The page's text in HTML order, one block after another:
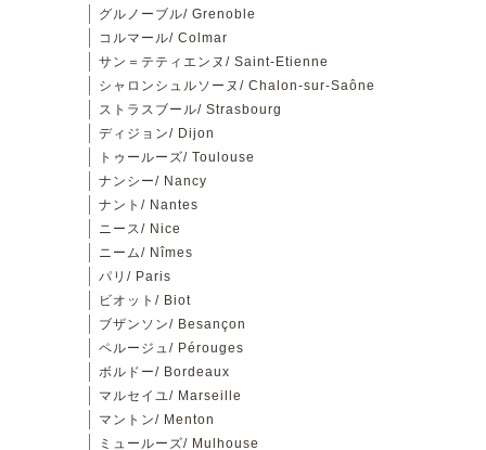
グルノーブル/ Grenoble
コルマール/ Colmar
サン＝テティエンヌ/ Saint-Etienne
シャロンシュルソーヌ/ Chalon-sur-Saône
ストラスブール/ Strasbourg
ディジョン/ Dijon
トゥールーズ/ Toulouse
ナンシー/ Nancy
ナント/ Nantes
ニース/ Nice
ニーム/ Nîmes
パリ/ Paris
ビオット/ Biot
ブザンソン/ Besançon
ペルージュ/ Pérouges
ボルドー/ Bordeaux
マルセイユ/ Marseille
マントン/ Menton
ミュールーズ/ Mulhouse